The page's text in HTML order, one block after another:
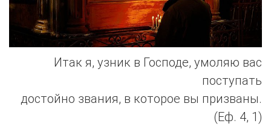
Итак я, узник в Господе, умоляю вас
поступать
достойно звания, в которое вы призваны.
(Еф. 4, 1)